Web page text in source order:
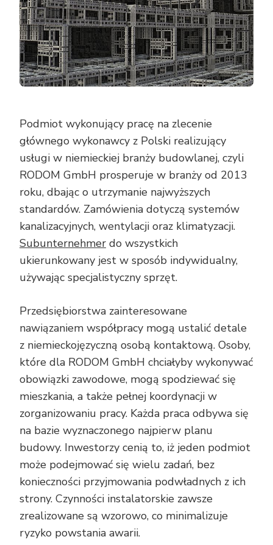
Podmiot wykonujący pracę na zlecenie
głównego wykonawcy z Polski realizujący
usługi w niemieckiej branży budowlanej, czyli
RODOM GmbH prosperuje w branży od 2013
roku, dbając o utrzymanie najwyższych
standardów. Zamówienia dotyczą systemów
kanalizacyjnych, wentylacji oraz klimatyzacji.
Subunternehmer do wszystkich
ukierunkowany jest w sposób indywidualny,
używając specjalistyczny sprzęt.
Przedsiębiorstwa zainteresowane
nawiązaniem współpracy mogą ustalić detale
z niemieckojęzyczną osobą kontaktową. Osoby,
które dla RODOM GmbH chciałyby wykonywać
obowiązki zawodowe, mogą spodziewać się
mieszkania, a także pełnej koordynacji w
zorganizowaniu pracy. Każda praca odbywa się
na bazie wyznaczonego najpierw planu
budowy. Inwestorzy cenią to, iż jeden podmiot
może podejmować się wielu zadań, bez
konieczności przyjmowania podwładnych z ich
strony. Czynności instalatorskie zawsze
zrealizowane są wzorowo, co minimalizuje
ryzyko powstania awarii.